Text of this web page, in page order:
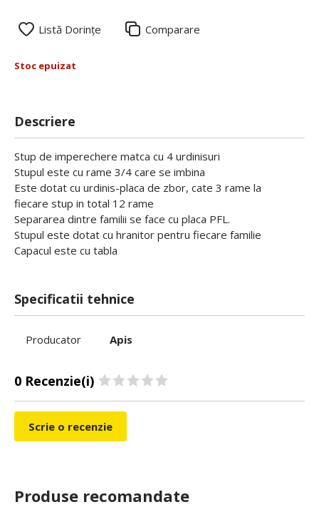
Listă Dorințe Comparare
Stoc epuizat
Descriere
Stup de imperechere matca cu 4 urdinisuri
Stupul este cu rame 3/4 care se imbina
Este dotat cu urdinis-placa de zbor, cate 3 rame la
fiecare stup in total 12 rame
Separarea dintre familii se face cu placa PFL.
Stupul este dotat cu hranitor pentru fiecare familie
Capacul este cu tabla
Specificatii tehnice
Producator Apis
0 Recenzie(i)
Scrie o recenzie
Produse recomandate